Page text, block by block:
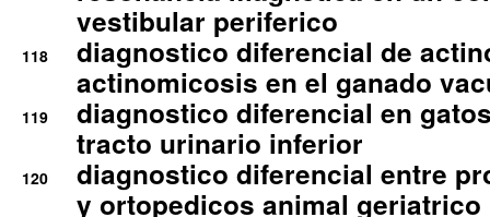
vestibular periferico
118
diagnostico diferencial de
actinomicosis en el ganado
119
diagnostico diferencial en
tracto urinario inferior
120
diagnostico diferencial entre
y ortopedicos animal geriatrico